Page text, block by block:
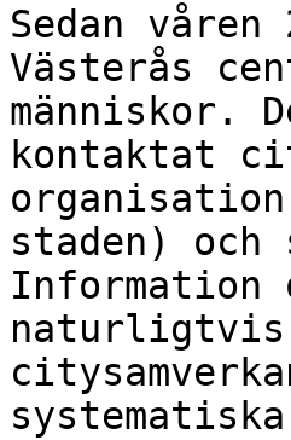
Sedan
Västerås
människor.
kontaktat
staden)
Information